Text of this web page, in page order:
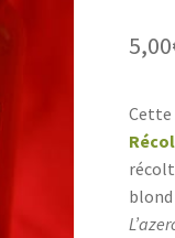
5,00
Cette